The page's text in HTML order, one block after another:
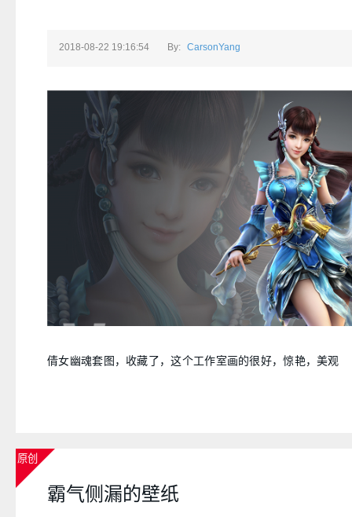
2018-08-22 19:16:54 By: CarsonYang
倩女幽魂套图，收藏了，这个工作室画的很好，惊艳，美观
原创
霸气侧漏的壁纸